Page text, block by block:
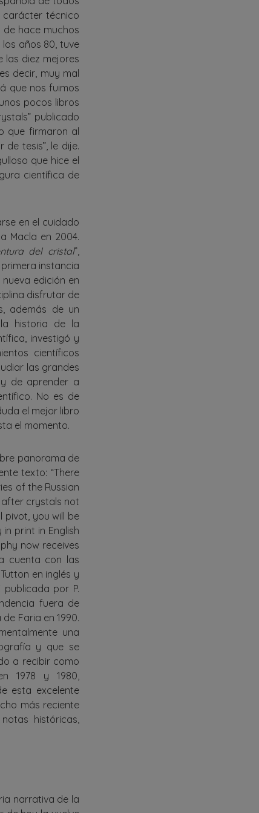
carácter técnico
hace muchos
años 80, tuve
las diez mejores
decir, muy mal
que nos fuimos
pocos libros
publicado
que firmaron al
tesis”, le dije.
que hice el
científica de
en el cuidado
Macla en 2004.
del cristal”,
instancia
edición en
disfrutar de
además de un
historia de la
investigó y
científicos
las grandes
de aprender a
No es de
el mejor libro
el momento.
panorama de
texto: “There
of the Russian
after crystals not
you will be
print in English
now receives
cuenta con las
en inglés y
por P.
fuera de
Faria en 1990.
una
y que se
a recibir como
1978 y 1980,
esta excelente
más reciente
históricas,
narrativa de la